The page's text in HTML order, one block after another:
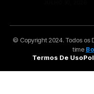
© Copyright 2024. Todos os
time
Termos De Uso